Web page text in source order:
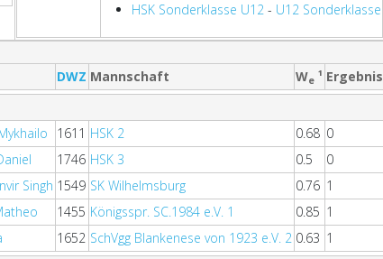
HSK Sonderklasse U12- U12 Sonderklasse
DWZ Mannschaft We ¹ Ergebnis
1611 HSK 2 0.68 0
1746 HSK 3 0.5
0
Singh 1549 SK Wilhelmsburg 0.76 1
1455 Königsspr. SC.1984 e.V. 1 0.85 1
1652 SchVgg Blankenese von 1923 e.V. 2 0.63 1